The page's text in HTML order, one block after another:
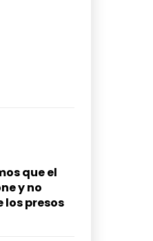
que el
y no
los presos